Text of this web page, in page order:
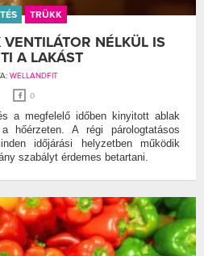
TRÜKK
NÉLKÜL IS
A LAKÁST
WELLANDFIT
0
a megfelelő időben kinyitott ablak
hőérzeten. A régi párologtatásos
időjárási helyzetben működik
szabályt érdemes betartani.